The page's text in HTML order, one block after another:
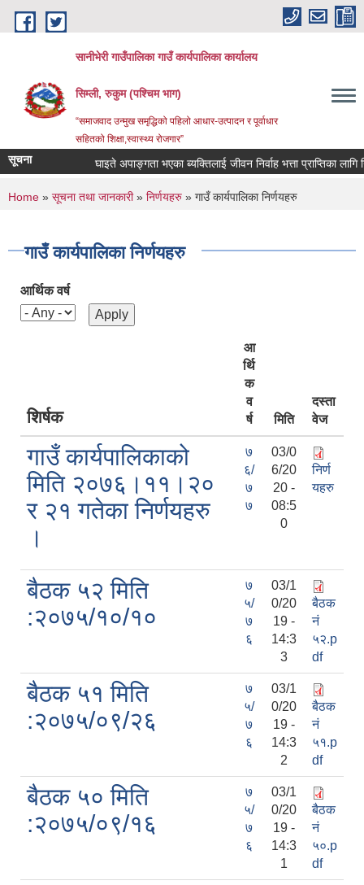
Skip to main content
सानीभेरी गाउँपालिका गाउँ कार्यपालिका कार्यालय
सिम्ली, रुकुम (पश्चिम भाग)
“समाजवाद उन्मुख समृद्धिको पहिलो आधार-उत्पादन र पूर्वाधार
सहितको शिक्षा,स्वास्थ्य रोजगार”
सूचना घाइते अपाङ्गता भएका ब्यक्तिलाई जीवन निर्वाह भत्ता प्राप्तिका लागि
You are here
Home » सूचना तथा जानकारी» निर्णयहरु » गाउँ कार्यपालिका निर्णयहरु
गाउँ कार्यपालिका निर्णयहरु
आर्थिक वर्ष
शिर्षक
आ
र्थि
क
व
र्ष
मिति
दस्ता
वेज
गाउँ कार्यपालिकाको
मिति २०७६।११।२०
र २१ गतेका निर्णयहरु
।
७
६/
७
७
03/0
6/20
20 -
08:5
0
निर्ण
यहरु
बैठक ५२ मिति
:२०७५/१०/१०
७
५/
७
६
03/1
0/20
19 -
14:3
3
बैठक
नं
५२.p
df
बैठक ५१ मिति
:२०७५/०९/२६
७
५/
७
६
03/1
0/20
19 -
14:3
2
बैठक
नं
५१.p
df
बैठक ५० मिति
:२०७५/०९/१६
७
५/
७
६
03/1
0/20
19 -
14:3
1
बैठक
नं
५०.p
df